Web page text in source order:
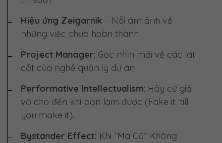
Hiệu ứng Zeigarnik – Nỗi ám ảnh về
những việc chưa hoàn thành
Project Manager: Góc nhìn mới về các lát
cắt của nghề quản lý dự án
Performative Intellectualism: Hãy cứ giả
vờ cho đến khi bạn làm được (Fake it ‘till
you make it).
Bystander Effect: Khi “Ma Cũ” Không